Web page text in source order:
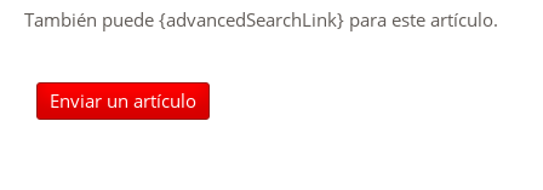
También puede {advancedSearchLink} para este artículo.
Enviar un artículo